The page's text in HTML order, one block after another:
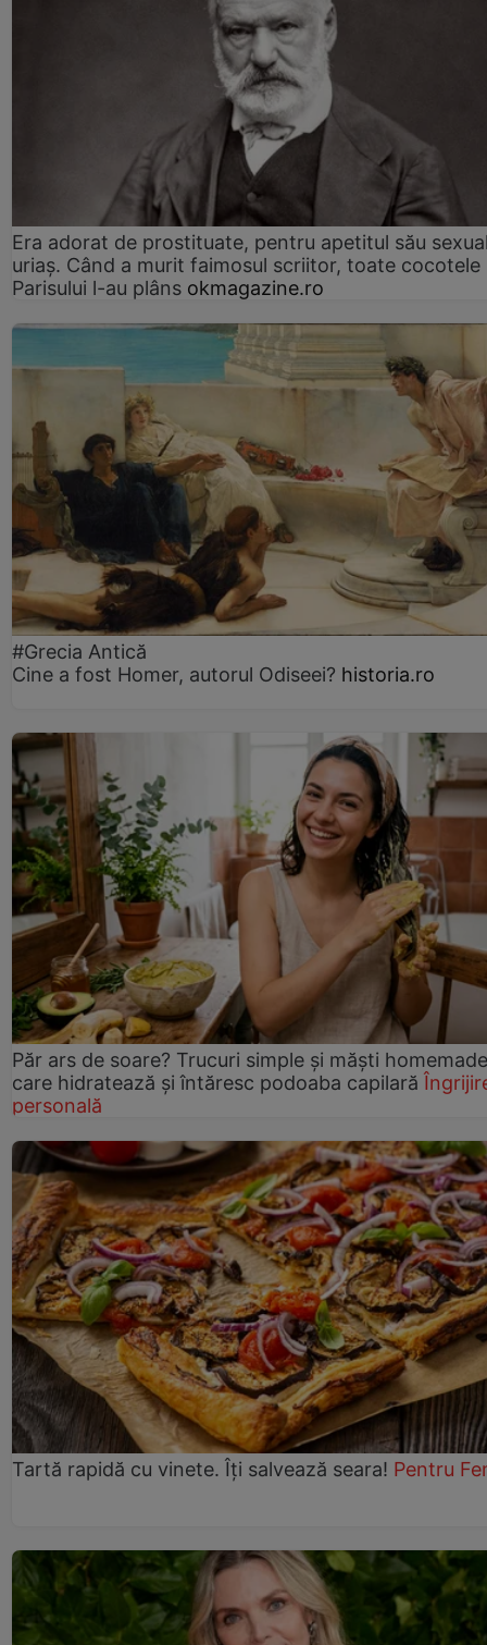
Era adorat de prostituate, pentru apetitul său
uriaș. Când a murit faimosul scriitor, toate cocotele
Parisului l-au plâns okmagazine.ro
#Grecia Antică
Cine a fost Homer, autorul Odiseei? historia.ro
Păr ars de soare? Trucuri simple și măști homemade
care hidratează și întăresc podoaba capilară
personală
Tartă rapidă cu vinete. Îți salvează seara! Pentru